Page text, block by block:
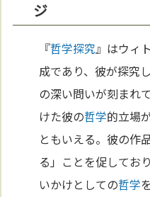
ジ
『哲学探究』はウィ
成であり、彼が探究
の深い問いが刻まれ
けた彼の哲学的立場
ともいえる。彼の作
る」ことを促してお
いかけとしての哲学